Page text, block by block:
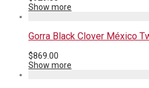
Show more
Gorra Black Clover México
$869.00
Show more